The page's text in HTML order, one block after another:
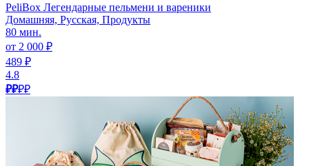
PeliBox Легендарные пельмени и вареники
Домашняя, Русская, Продукты
80 мин.
от 2 000 ₽
489 ₽
4.8
₽₽₽₽